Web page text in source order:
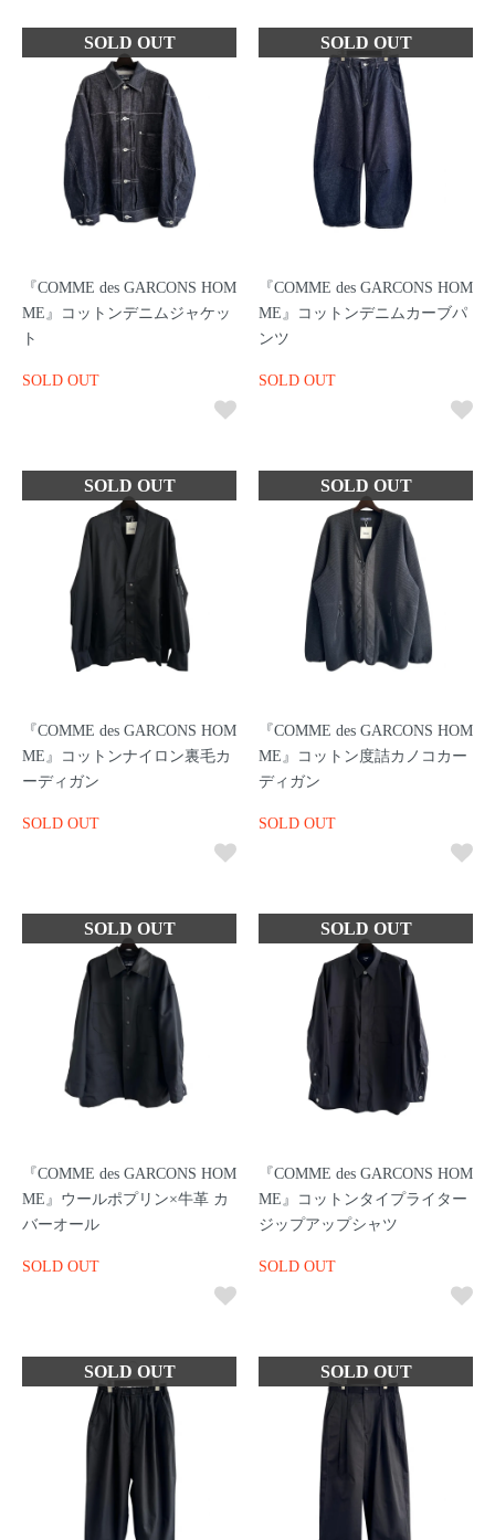
『COMME des GARCONS HOM
ME』コットンデニムジャケッ
ト
SOLD OUT
『COMME des GARCONS HOM
ME』コットンデニムカーブパ
ンツ
SOLD OUT
『COMME des GARCONS HOM
ME』コットンナイロン裏毛カ
ーディガン
SOLD OUT
『COMME des GARCONS HOM
ME』コットン度詰カノコカー
ディガン
SOLD OUT
『COMME des GARCONS HOM
ME』ウールポプリン×牛革 カ
バーオール
SOLD OUT
『COMME des GARCONS HOM
ME』コットンタイプライター
ジップアップシャツ
SOLD OUT